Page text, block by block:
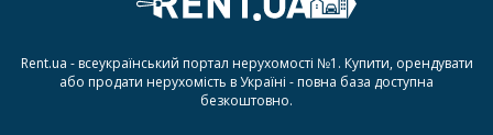
Rent.ua - всеукраїнський портал нерухомості №1. Купити, орендувати
або продати нерухомість в Україні - повна база доступна
безкоштовно.